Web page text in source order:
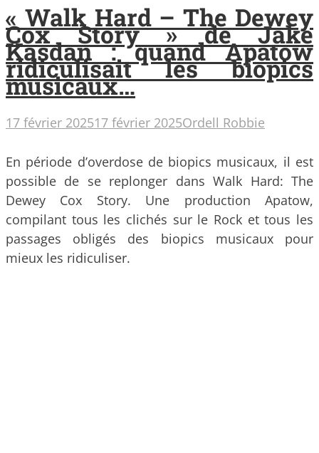
« Walk Hard – The Dewey
Cox Story » de Jake
Kasdan : quand Apatow
ridiculisait les biopics
musicaux…
17 février 202517 février 2025Ordell Robbie
En période d’overdose de biopics musicaux, il est
possible de se replonger dans Walk Hard: The
Dewey Cox Story. Une production Apatow,
compilant tous les clichés sur le Rock et tous les
passages obligés des biopics musicaux pour
mieux les ridiculiser.